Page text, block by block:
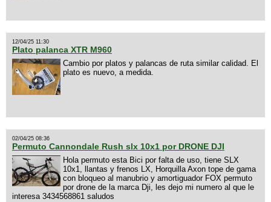
12/04/25 11:30
Plato palanca XTR M960
Cambio por platos y palancas de ruta similar calidad. El
plato es nuevo, a medida.
02/04/25 08:36
Permuto Cannondale Rush slx 10x1 por DRONE DJI
Hola permuto esta Bici por falta de uso, tiene SLX
10x1, llantas y frenos LX, Horquilla Axon tope de gama
con bloqueo al manubrio y amortiguador FOX permuto
por drone de la marca Dji, les dejo mi numero al que le
interesa 3434568861 saludos